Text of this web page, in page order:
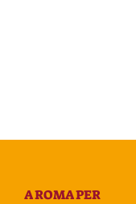
A ROMA PER